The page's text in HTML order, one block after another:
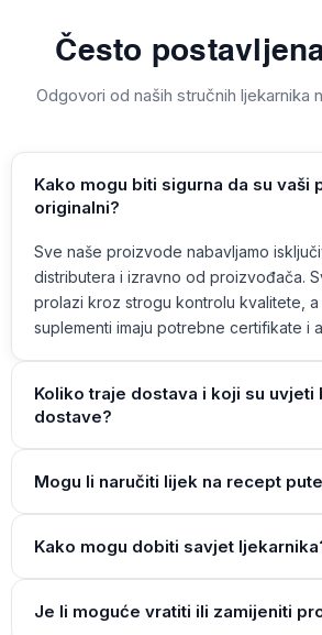
Često
Odgovori od naših stručnih ljekarnika
Kako mogu biti sigurna da su vaši
originalni?
Sve naše proizvode nabavljamo
distributera i izravno od proizvođača.
prolazi kroz strogu kontrolu kvalitete, a
suplementi imaju potrebne certifikate i
Koliko traje dostava i koji su uvjeti
dostave?
Mogu li naručiti lijek na recept
Kako mogu dobiti savjet
Je li moguće vratiti ili zamijeniti